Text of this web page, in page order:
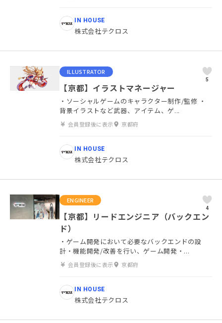
IN HOUSE
株式会社テクロス
ILLUSTRATOR
5
【京都】イラストマネージャー
・ソーシャルゲームのキャラクター制作/監修 ・
背景イラストなど武器、アイテム、ゲ...
会員登録後に表示 京都府
IN HOUSE
株式会社テクロス
ENGINEER
4
【京都】リードエンジニア（バックエン
ド）
・ゲーム開発において必要なバックエンドの設
計・機能開発/改善を行い、ゲーム開発・...
会員登録後に表示 京都府
IN HOUSE
株式会社テクロス